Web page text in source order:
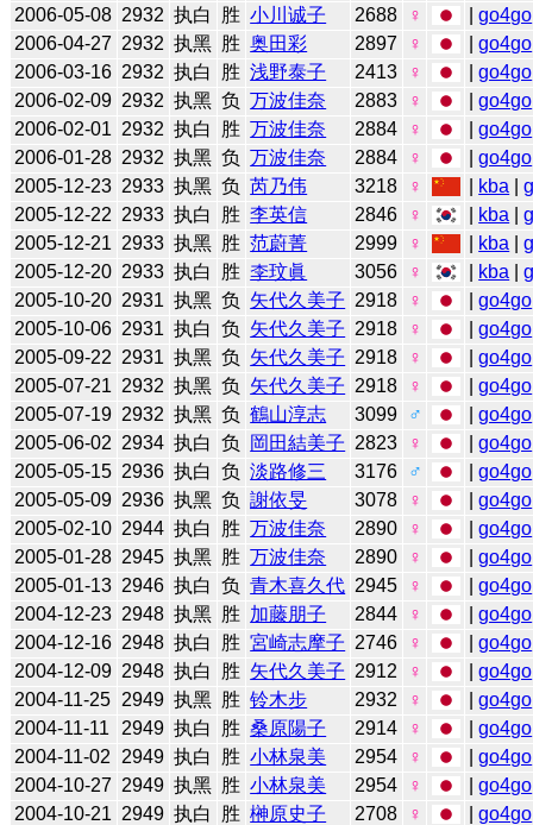
2006-05-08 2932 执白 胜 小川诚子 2688 ♀ |go4go
2006-04-27 2932 执黑 胜 奥田彩 2897 ♀ |go4go
2006-03-16 2932 执白 胜 浅野泰子 2413 ♀ |go4go
2006-02-09 2932 执黑 负 万波佳奈 2883 ♀ |go4go
2006-02-01 2932 执白 胜 万波佳奈 2884 ♀ |go4go
2006-01-28 2932 执黑 负 万波佳奈 2884 ♀ |go4go
2005-12-23 2933 执黑 负 芮乃伟 3218 ♀ kba |
2005-12-22 2933 执白 胜 李英信 2846 ♀ kba |
2005-12-21 2933 执黑 胜 范蔚菁 2999 ♀ kba |
2005-12-20 2933 执白 胜 李玟眞 3056 ♀ kba |
2005-10-20 2931 执黑 负 矢代久美子 2918 ♀ |go4go
2005-10-06 2931 执白 负 矢代久美子 2918 ♀ |go4go
2005-09-22 2931 执黑 负 矢代久美子 2918 ♀ |go4go
2005-07-21 2932 执黑 负 矢代久美子 2918 ♀ |go4go
2005-07-19 2932 执黑 负 鶴山淳志 3099 ♂ |go4go
2005-06-02 2934 执白 负 岡田結美子 2823 ♀ |go4go
2005-05-15 2936 执白 负 淡路修三 3176 ♂ |go4go
2005-05-09 2936 执黑 负 謝依旻 3078 ♀ |go4go
2005-02-10 2944 执白 胜 万波佳奈 2890 ♀ |go4go
2005-01-28 2945 执黑 胜 万波佳奈 2890 ♀ |go4go
2005-01-13 2946 执白 负 青木喜久代 2945 ♀ |go4go
2004-12-23 2948 执黑 胜 加藤朋子 2844 ♀ |go4go
2004-12-16 2948 执白 胜 宮崎志摩子 2746 ♀ |go4go
2004-12-09 2948 执白 胜 矢代久美子 2912 ♀ |go4go
2004-11-25 2949 执黑 胜 铃木步 2932 ♀ |go4go
2004-11-11
2949 执白 胜 桑原陽子 2914 ♀ |go4go
2004-11-02
2949 执白 胜 小林泉美 2954 ♀ |go4go
2004-10-27 2949 执黑 胜 小林泉美 2954 ♀ |go4go
2004-10-21 2949 执白 胜 榊原史子 2708 ♀ |go4go